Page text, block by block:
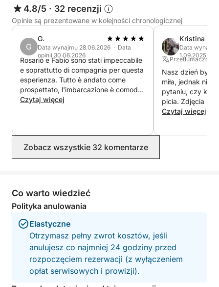
oferuje idealne połączenie natury, smaku i spokoju.
Wyrusz na niezapomnianą nadmorską wyprawę i
odkryj Gallipoli od strony morza, gdzie każdy
szczegół został zaprojektowany tak, aby pomóc Ci
zwolnić tempo i delektować się pięknem chwili.
Uwaga: Przystanki i trasa rejsu mogą się różnić w
zależności od warunków pogodowych.
4.8/5 · 32 recenzji
Opinie są prezentowane w kolejności chronologicznej
G
G.
Data wynajmu 28.06.2026 · Data
opinii 30.06.2026
Rosario e Fabio sono stati impeccabile
e soprattutto di compagnia per questa
esperienza. Tutto è andato come
prospettato, l'imbarcazione è comoda
e ci ha permesso di stare tutti nella
Czytaj więcej
Kristina
Data
1.09.2025
Przetłumaczone
Nasz dzień był
miła, jednak nie
pytaniu, czy ktoś
picia. Zdjęcia są
dostaliśmy zbyt
Czytaj więcej
Zobacz wszystkie 32 komentarze
Co warto wiedzieć
Polityka anulowania
Elastyczne
Otrzymasz pełny zwrot kosztów, jeśli
anulujesz co najmniej 24 godziny przed
rozpoczęciem rezerwacji (z wyłączeniem
opłat serwisowych i prowizji).